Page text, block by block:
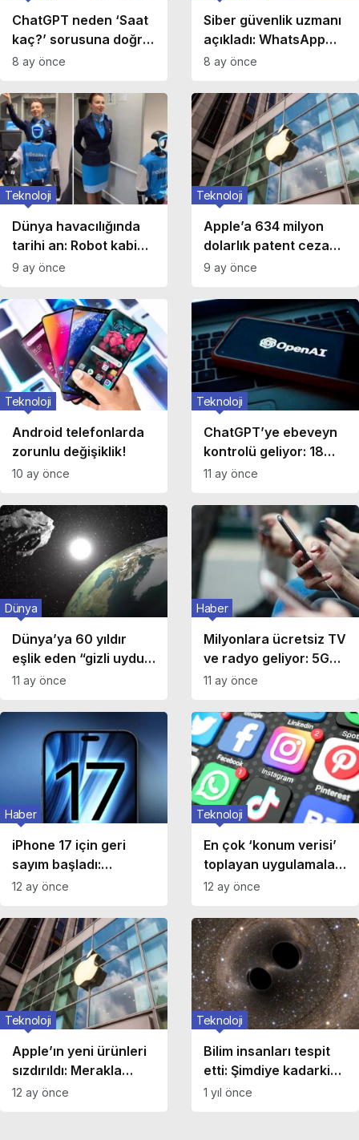
ChatGPT neden ‘Saat
kaç?’ sorusuna doğru
cevap veremiyor?
8 ay önce
Siber güvenlik uzmanı
açıkladı: WhatsApp
mesajları kullanıcı izni
kaydediyor mu?
8 ay önce
Dünya havacılığında
tarihi an: Robot kabin
memuru test
Teknoloji
9 ay önce
Apple’a 634 milyon
dolarlık patent cezası:
Masimo davayı
Teknoloji
9 ay önce
Android telefonlarda
zorunlu değişiklik!
Teknoloji
10 ay önce
ChatGPT’ye ebeveyn
kontrolü geliyor: 18
yaş altına sınırlı
Teknoloji
11 ay önce
Dünya’ya 60 yıldır
eşlik eden “gizli uydu”
bulundu: 19 metrelik
çıktı!
Dünya
11 ay önce
Milyonlara ücretsiz TV
ve radyo geliyor: 5G
Broadcast için tarih
Haber
11 ay önce
iPhone 17 için geri
sayım başladı:
Türkiye’de çıkış tarihi
Haber
12 ay önce
En çok ‘konum verisi’
toplayan uygulamalar
açıklandı!
Teknoloji
12 ay önce
Apple’ın yeni ürünleri
sızdırıldı: Merakla
beklenen iPhone 17
Teknoloji
12 ay önce
Bilim insanları tespit
etti: Şimdiye kadarki
en büyük kara delik
Teknoloji
1 yıl önce